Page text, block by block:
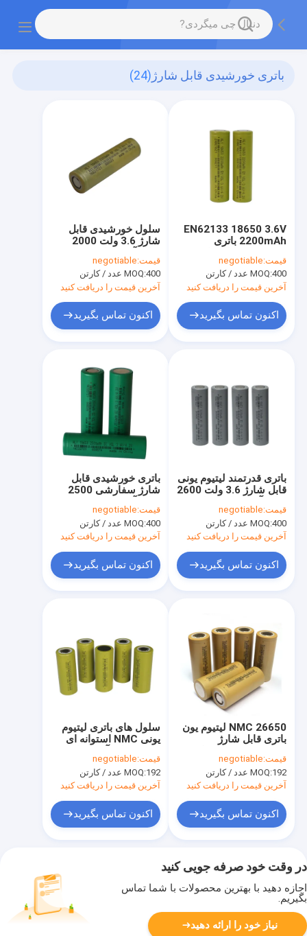
باتری خورشیدی قابل شارژ (24)
سلول خورشیدی قابل
شارژ 3.6 ولت 2000
لیتیوم یون برای لوازم
الکترونیکی مصرفی
قیمت:negotiable
MOQ:400 عدد / کارتن
آخرین قیمت را دریافت کنید
اکنون تماس بگیرید
EN62133 18650 3.6V
2200mAh باتری
برای چراغ قوه LED
قیمت:negotiable
MOQ:400 عدد / کارتن
آخرین قیمت را دریافت کنید
اکنون تماس بگیرید
باتری خورشیدی قابل
شارژ سفارشی 2500
ولت 18650 سلول برق
قیمت:negotiable
MOQ:400 عدد / کارتن
آخرین قیمت را دریافت کنید
اکنون تماس بگیرید
باتری قدرتمند لیتیوم یونی
قابل شارژ 3.6 ولت 2600
ظرفیت بالا برای ابزارهای
برقی
قیمت:negotiable
MOQ:400 عدد / کارتن
آخرین قیمت را دریافت کنید
اکنون تماس بگیرید
سلول های باتری لیتیوم
یونی NMC استوانه ای
3.6 ولت HLY 26650
برای دوچرخه برقی
قیمت:negotiable
MOQ:192 عدد / کارتن
آخرین قیمت را دریافت کنید
اکنون تماس بگیرید
26650 NMC لیتیوم یون
باتری قابل شارژ
آمپر ساعت 3.6 ولت
ایمنی بالا
قیمت:negotiable
MOQ:192 عدد / کارتن
آخرین قیمت را دریافت کنید
اکنون تماس بگیرید
در وقت خود صرفه جویی کنید
اجازه دهید با بهترین محصولات با شما تماس
بگیریم.
نیاز خود را ارائه دهید